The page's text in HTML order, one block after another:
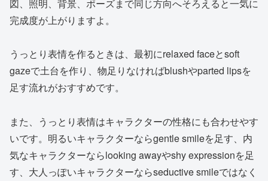
図、照明、背景、ポーズまで同じ方向へそろえると一気に
完成度が上がりますよ。
うっとり表情を作るときは、最初にrelaxed faceとsoft
gazeで土台を作り、物足りなければblushやparted lipsを
足す流れがおすすめです。
また、うっとり表情はキャラクターの性格にも合わせやす
いです。明るいキャラクターならgentle smileを足す、内
気なキャラクターならlooking awayやshy expressionを足
す、大人っぽいキャラクターならseductive smileではなく